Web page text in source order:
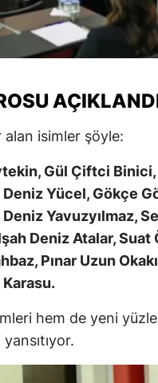
Trabzon
Tunceli
Yozgat
Zonguldak
Bayburt
Karaman
Kırıkkale
alan isimler şöyle:
Gül Çiftci
Yücel, Gökçe
Yavuzyılmaz,
Deniz Atalar, Suat
Pınar Uzun
Karasu.
hem de yeni